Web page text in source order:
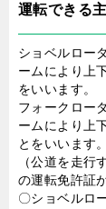
運転できる
ショベルロー
ームにより上
をいいます。
フォークロー
ームにより上
とをいいます。
（公道を走行
の運転免許証
〇ショベルロ